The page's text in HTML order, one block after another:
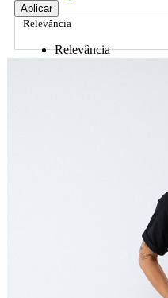
Aplicar
Relevância
Relevância
Nome do Produto A - Z
Nome do Produto Z - A